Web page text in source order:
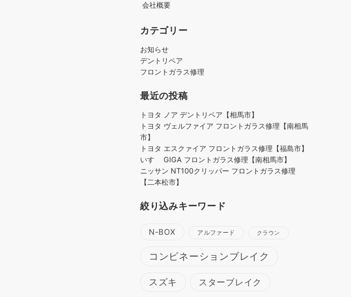
会社概要
カテゴリー
お知らせ
デントリペア
フロントガラス修理
最近の投稿
トヨタ ノア デントリペア【相馬市】
トヨタ ヴェルファイア フロントガラス修理【南相馬
市】
トヨタ エスクァイア フロントガラス修理【福島市】
いすゞ GIGA フロントガラス修理【南相馬市】
ニッサン NT100クリッパー フロントガラス修理
【二本松市】
絞り込みキーワード
N-BOX アルファード クラウン
コンビネーションブレイク
スズキ スターブレイク